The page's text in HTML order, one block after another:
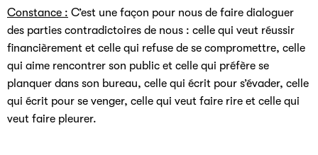
Constance : C’est une façon pour nous de faire dialoguer
des parties contradictoires de nous : celle qui veut réussir
financièrement et celle qui refuse de se compromettre, celle
qui aime rencontrer son public et celle qui préfère se
planquer dans son bureau, celle qui écrit pour s’évader, celle
qui écrit pour se venger, celle qui veut faire rire et celle qui
veut faire pleurer.